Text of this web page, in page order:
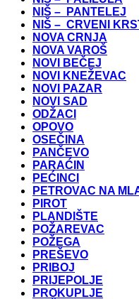
NIŠ – PANTELEJ
NIŠ – CRVENI
NOVA CRNJA
NOVA VAROŠ
NOVI BEČEJ
NOVI KNEŽEVAC
NOVI PAZAR
NOVI SAD
ODŽACI
OPOVO
OSEČINA
PANČEVO
PARAĆIN
PEĆINCI
PETROVAC NA
PIROT
PLANDIŠTE
POŽAREVAC
POŽEGA
PREŠEVO
PRIBOJ
PRIJEPOLJE
PROKUPLJE